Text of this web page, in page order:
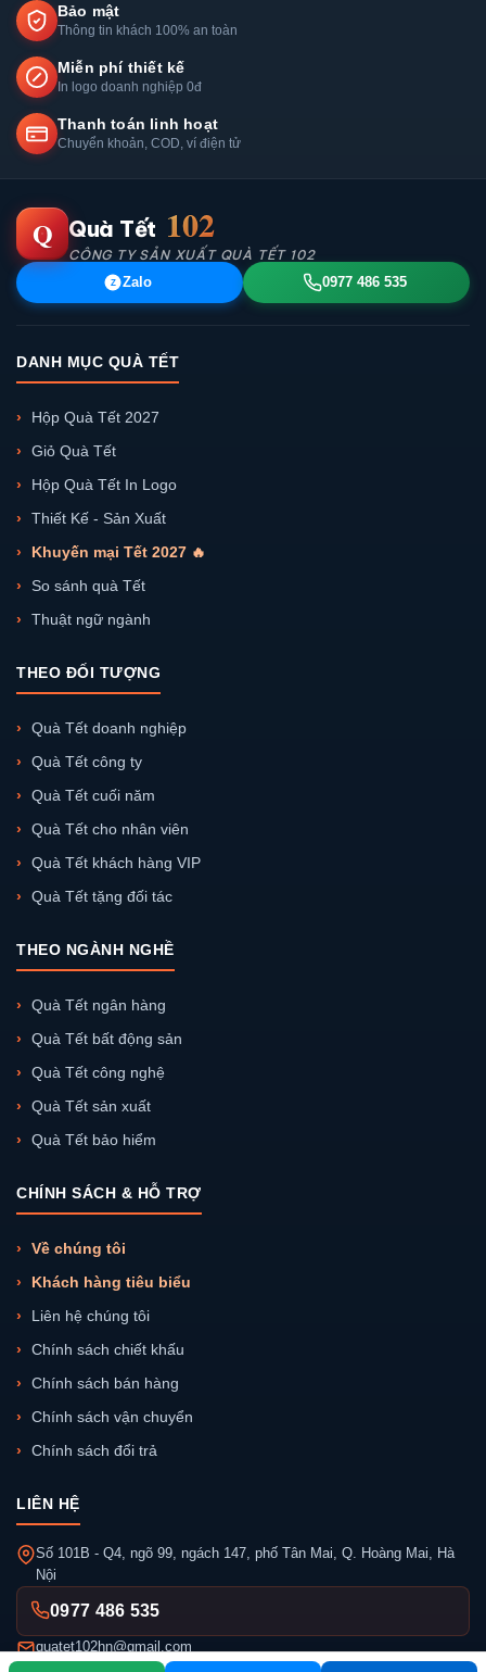
Bảo mật
Thông tin khách 100% an toàn
Miễn phí thiết kế
In logo doanh nghiệp 0đ
Thanh toán linh hoạt
Chuyển khoản, COD, ví điện tử
Q Quà Tết 102
CÔNG TY SẢN XUẤT QUÀ TẾT 102
Z Zalo 0977 486 535
DANH MỤC QUÀ TẾT
Hộp Quà Tết 2027
Giỏ Quà Tết
Hộp Quà Tết In Logo
Thiết Kế - Sản Xuất
Khuyến mại Tết 2027 🔥
So sánh quà Tết
Thuật ngữ ngành
THEO ĐỐI TƯỢNG
Quà Tết doanh nghiệp
Quà Tết công ty
Quà Tết cuối năm
Quà Tết cho nhân viên
Quà Tết khách hàng VIP
Quà Tết tặng đối tác
THEO NGÀNH NGHỀ
Quà Tết ngân hàng
Quà Tết bất động sản
Quà Tết công nghệ
Quà Tết sản xuất
Quà Tết bảo hiểm
CHÍNH SÁCH & HỖ TRỢ
Về chúng tôi
Khách hàng tiêu biểu
Liên hệ chúng tôi
Chính sách chiết khấu
Chính sách bán hàng
Chính sách vận chuyển
Chính sách đổi trả
LIÊN HỆ
Số 101B - Q4, ngõ 99, ngách 147, phố Tân Mai, Q. Hoàng Mai, Hà
Nội
0977 486 535
quatet102hn@gmail.com
8:00 - 22:00 (T2 - CN)